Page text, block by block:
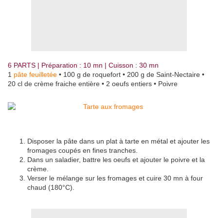
6 PARTS | Préparation : 10 mn | Cuisson : 30 mn
1 pâte feuilletée • 100 g de roquefort • 200 g de Saint-Nectaire •
20 cl de crème fraiche entière • 2 oeufs entiers • Poivre
Disposer la pâte dans un plat à tarte en métal et ajouter les
fromages coupés en fines tranches.
Dans un saladier, battre les oeufs et ajouter le poivre et la
crème.
Verser le mélange sur les fromages et cuire 30 mn à four
chaud (180°C).